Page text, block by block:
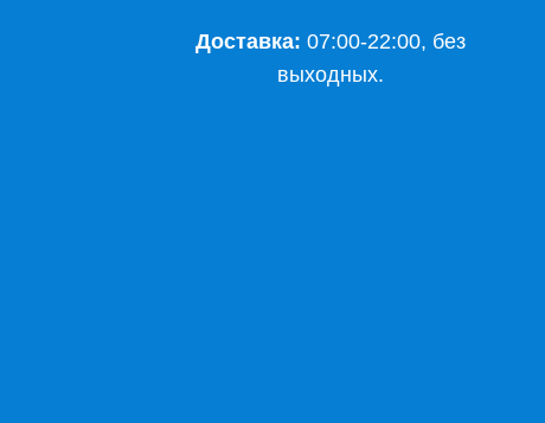
Доставка: 07:00-22:00, без
выходных.